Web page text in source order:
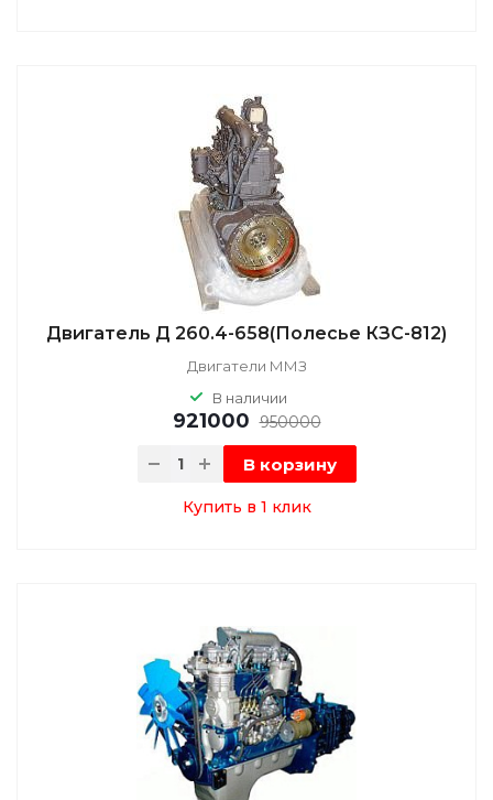
Двигатель Д 260.4-658(Полесье КЗС-812)
Двигатели ММЗ
В наличии
921000 950000
В корзину
Купить в 1 клик